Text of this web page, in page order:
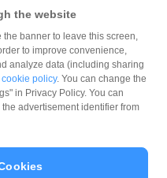
方
the website
the banner to leave this screen,
to improve convenience,
analyze data (including sharing
cookie policy. You can change the
in Privacy Policy. You can
advertisement identifier from